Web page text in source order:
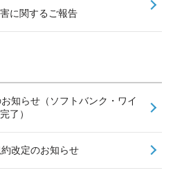
に関するご報告
知らせ（ソフトバンク・ワイ
了）
改定のお知らせ